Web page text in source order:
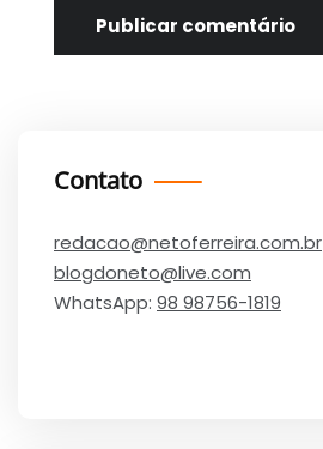
Contato
redacao@netoferreira.com.br
blogdoneto@live.com
WhatsApp: 98 98756-1819